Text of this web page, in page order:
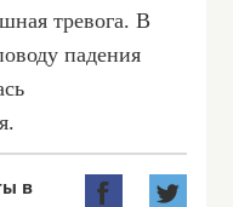
тревога. В
падения
в  